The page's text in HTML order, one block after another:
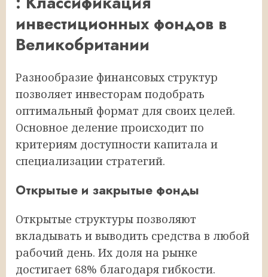
инвестиционных фондов в
Великобритании
Разнообразие финансовых структур
позволяет инвесторам подобрать
оптимальный формат для своих целей.
Основное деление происходит по
критериям доступности капитала и
специализации стратегий.
Открытые и закрытые фонды
Открытые структуры позволяют
вкладывать и выводить средства в любой
рабочий день. Их доля на рынке
достигает 68% благодаря гибкости.